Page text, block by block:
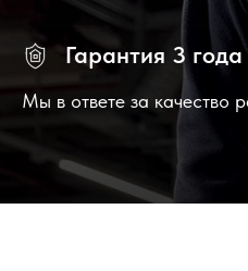
Гарантия 3 года
Мы в ответе за качество